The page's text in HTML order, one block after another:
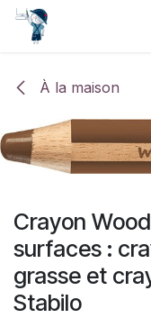
Se rendre au contenu
À la maison
Crayon
surfaces :
grasse et
Stabilo